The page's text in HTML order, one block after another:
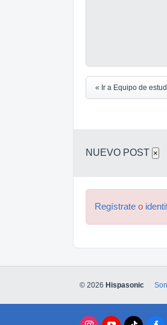
« Ir a Equipo de
NUEVO POST ×
Regístrate o
© 2026 Hispasonic